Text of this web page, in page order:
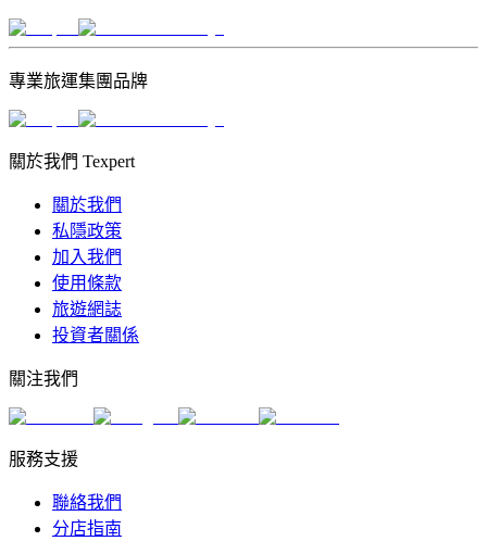
專業旅運集團品牌
關於我們 Texpert
關於我們
私隱政策
加入我們
使用條款
旅遊網誌
投資者關係
關注我們
服務支援
聯絡我們
分店指南